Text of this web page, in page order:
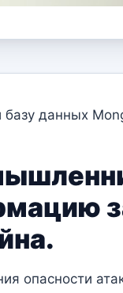
данных
опасности